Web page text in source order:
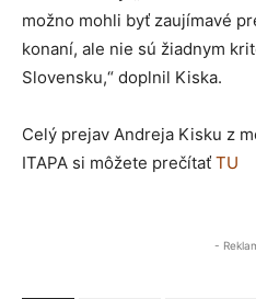
možno mohli byť zaujímavé
konaní, ale nie sú žiadnym
Slovensku,“ doplnil Kiska.
Celý prejav Andreja Kisku z
ITAPA si môžete prečítať TU
-